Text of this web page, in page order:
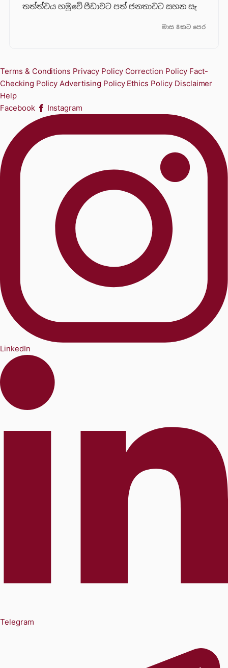
තත්ත්වය හමුවේ පීඩාවට පත් ජනතාවට සහන සැ
මාස 8කට පෙර
Terms & Conditions Privacy Policy Correction Policy Fact-
Checking Policy Advertising Policy Ethics Policy Disclaimer
Help
Facebook
Instagram
LinkedIn
Telegram